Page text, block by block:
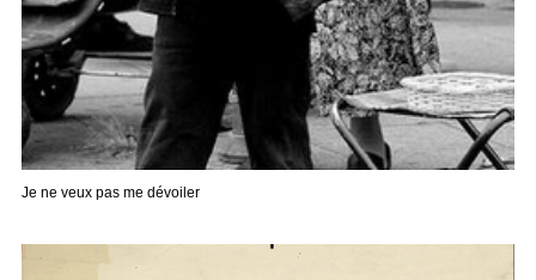
Je ne veux pas me dévoiler